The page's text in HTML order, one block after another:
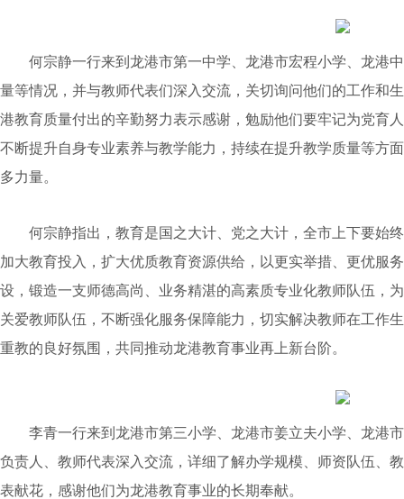
何宗静一行来到龙港市第一中学、龙港市宏程小学、龙港
量等情况，并与教师代表们深入交流，关切询问他们的工作和
港教育质量付出的辛勤努力表示感谢，勉励他们要牢记为党育
不断提升自身专业素养与教学能力，持续在提升教学质量等方
多力量。
何宗静指出，教育是国之大计、党之大计，全市上下要始
加大教育投入，扩大优质教育资源供给，以更实举措、更优服
设，锻造一支师德高尚、业务精湛的高素质专业化教师队伍，
关爱教师队伍，不断强化服务保障能力，切实解决教师在工作
重教的良好氛围，共同推动龙港教育事业再上新台阶。
李青一行来到龙港市第三小学、龙港市姜立夫小学、龙港
负责人、教师代表深入交流，详细了解办学规模、师资队伍、
表献花，感谢他们为龙港教育事业的长期奉献。